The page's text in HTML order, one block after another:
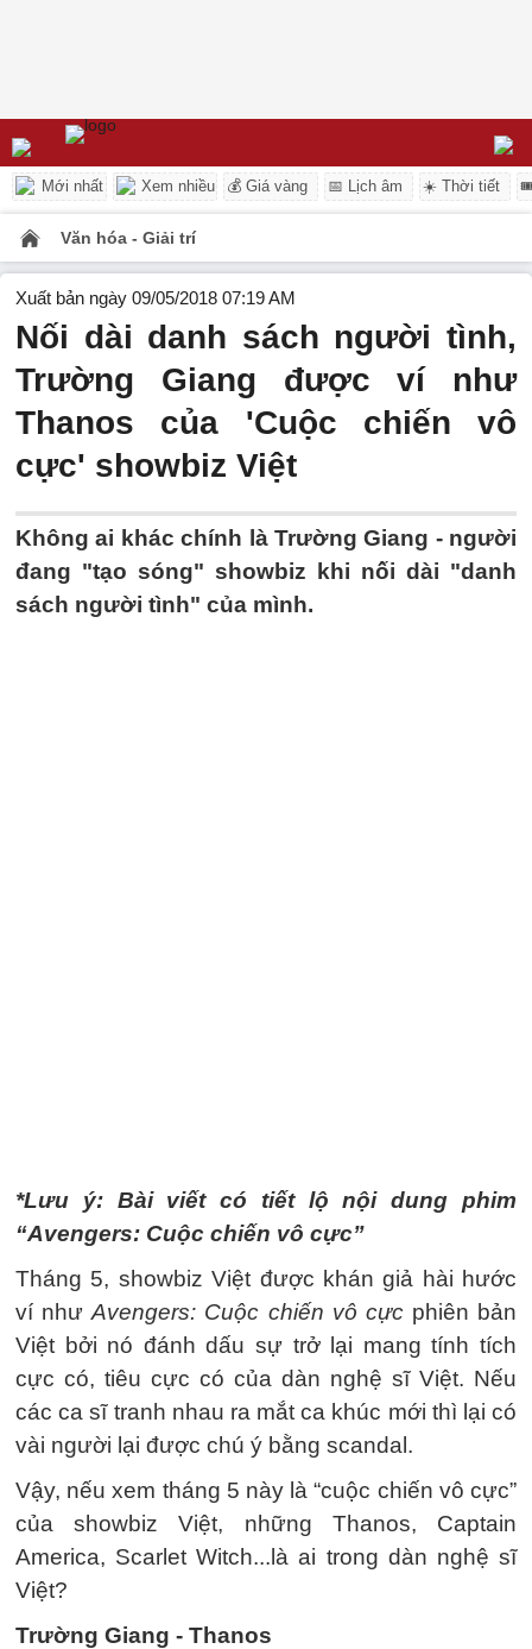
Mới nhất Xem nhiều 💰 Giá vàng 📅 Lịch âm ☀️ Thời tiết
Văn hóa - Giải trí
Xuất bản ngày 09/05/2018 07:19 AM
Nối dài danh sách người tình,
Trường Giang được ví như
Thanos của 'Cuộc chiến vô
cực' showbiz Việt
Không ai khác chính là Trường Giang - người
đang "tạo sóng" showbiz khi nối dài "danh
sách người tình" của mình.
*Lưu ý: Bài viết có tiết lộ nội dung phim
“Avengers: Cuộc chiến vô cực”
Tháng 5, showbiz Việt được khán giả hài hước
ví nhưAvengers: Cuộc chiến vô cựcphiên bản
Việt bởi nó đánh dấu sự trở lại mang tính tích
cực có, tiêu cực có của dàn nghệ sĩ Việt. Nếu
các ca sĩ tranh nhau ra mắt ca khúc mới thì lại có
vài người lại được chú ý bằng scandal.
Vậy, nếu xem tháng 5 này là “cuộc chiến vô cực”
của showbiz Việt, những Thanos, Captain
America, Scarlet Witch...là ai trong dàn nghệ sĩ
Việt?
Trường Giang - Thanos